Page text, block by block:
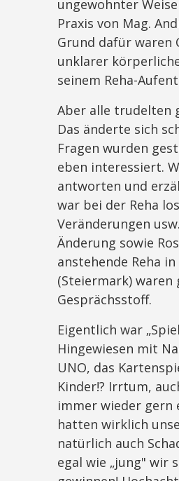
ungewohnter
Praxis von Mag.
Grund dafür waren
unklarer
seinem Reha-
Aber alle trudelten
Das änderte sich
Fragen wurden
eben interessiert.
antworten und
war bei der Reha
Veränderungen
Änderung sowie
anstehende Reha
(Steiermark) waren
Gesprächsstoff.
Eigentlich war
Hingewiesen mit
UNO, das
Kinder!? Irrtum,
immer wieder gern
hatten wirklich
natürlich auch
egal wie „jung" wir